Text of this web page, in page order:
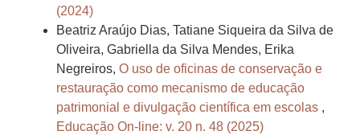
(2024)
Beatriz Araújo Dias, Tatiane Siqueira da Silva de
Oliveira, Gabriella da Silva Mendes, Erika
Negreiros, O uso de oficinas de conservação e
restauração como mecanismo de educação
patrimonial e divulgação científica em escolas ,
Educação On-line: v. 20 n. 48 (2025)